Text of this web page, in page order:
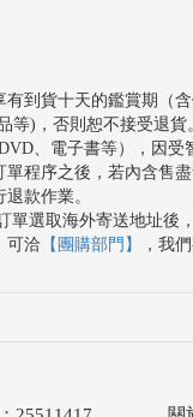
到貨十天的鑑賞期（
等)，否則恕不接受退貨
、電子書等），因
程序之後，若內含售
款作業。
單選取海外寄送地址
可洽 【團購部門】 ，我